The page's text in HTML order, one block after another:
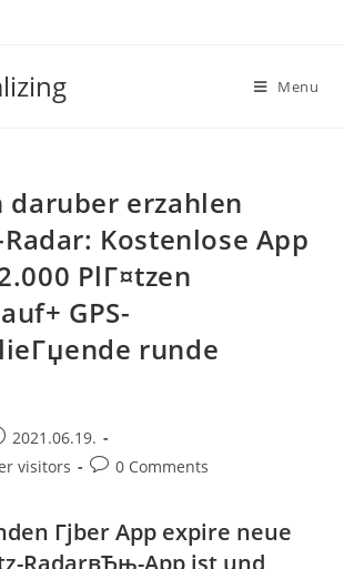
Menu
daruber erzahlen
Kostenlose App
PlГ¤tzen
GPS-
runde
2021.06.19.
visitors
Post0 Comments
Гјber App expire neue
RadarвЂњ-App ist und